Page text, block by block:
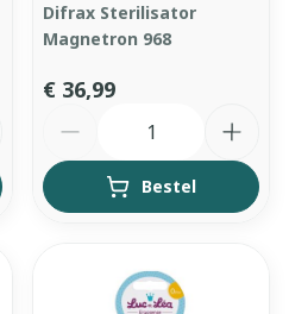
Difrax Sterilisator
Magnetron 968
€ 36,99
Bestel